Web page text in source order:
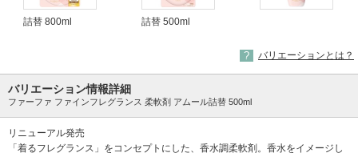
詰替 800ml 詰替 500ml
バリエーションとは？
バリエーション情報詳細
ファーファ ファインフレグランス 柔軟剤 アムール詰替 500ml
リニューアル発売
「着るフレグランス」をコンセプトにした、香水調柔軟剤。香水をイメージし